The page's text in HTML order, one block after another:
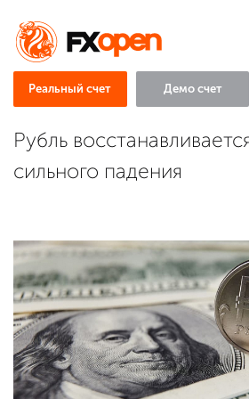
Реальный счет Демо счет
Рубль
сильного падения